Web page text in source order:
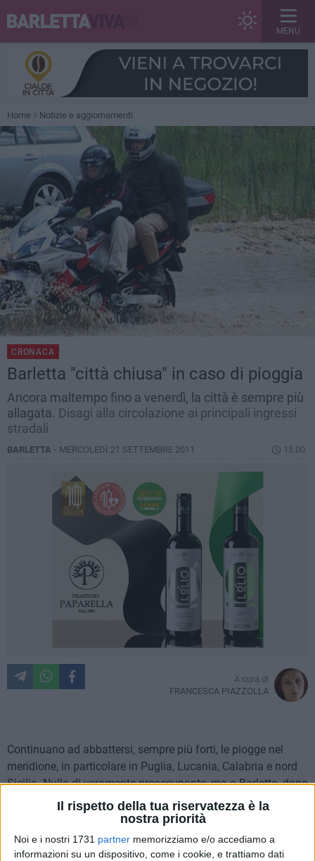
Il rispetto della tua riservatezza è la
nostra priorità
Noi e i nostri 1731 partner memorizziamo e/o accediamo a
informazioni su un dispositivo, come i cookie, e trattiamo dati
MENU
Home Notizie e aggiornamenti
CRONACA
Barletta "città chiusa" in caso di pioggia
Ancora maltempo fino a venerdì, la città è sempre più
allagata. Disagi alla circolazione ai principali ingressi
stradali
BARLETTA - MERCOLEDÌ 21 SETTEMBRE 2011 15.00
A cura di
FRANCESCA PIAZZOLLA
Continuano ad abbattersi, sempre più forti, le piogge nel
meridione, in particolare in Puglia, Lucania, Calabria e nord
Sicilia. Nulla di veramente preoccupante, ma a Barletta, dopo
le prime piogge della stagione autunnale, la situazione è già
diventata come sempre ingestibile, a causa di una serie di
fattori che non permettono il corretto smaltimento delle
acque piovane dalle strade. Si ripete la stessa storia di